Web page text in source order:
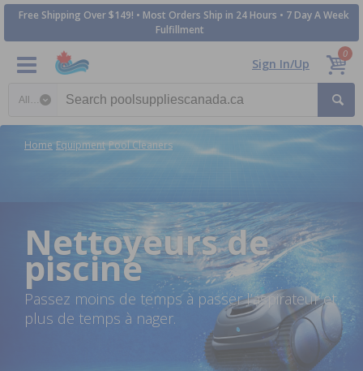
Free Shipping Over $149! • Most Orders Ship in 24 Hours • 7 Day A Week
Fulfillment
Sign In/Up
0
Home Equipment Pool Cleaners
Nettoyeurs de
piscine
Passez moins de temps à passer l’aspirateur et
plus de temps à nager.